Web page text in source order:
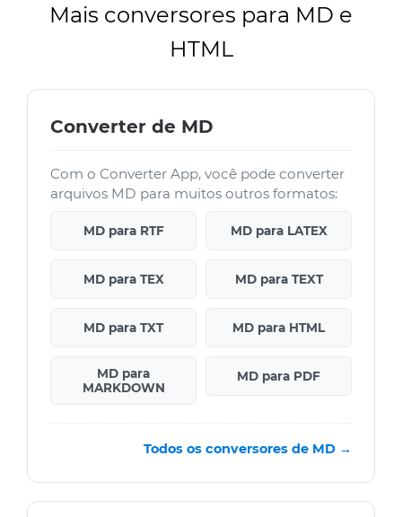
Mais conversores para MD e
HTML
Converter de MD
Com o Converter App, você pode converter
arquivos MD para muitos outros formatos:
MD para RTF MD para LATEX
MD para TEX MD para TEXT
MD para TXT MD para HTML
MD para
MARKDOWN
MD para PDF
Todos os conversores de MD →